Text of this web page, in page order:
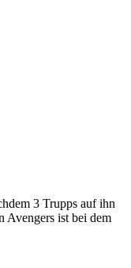
3 Trupps auf ihn
Avengers ist bei dem